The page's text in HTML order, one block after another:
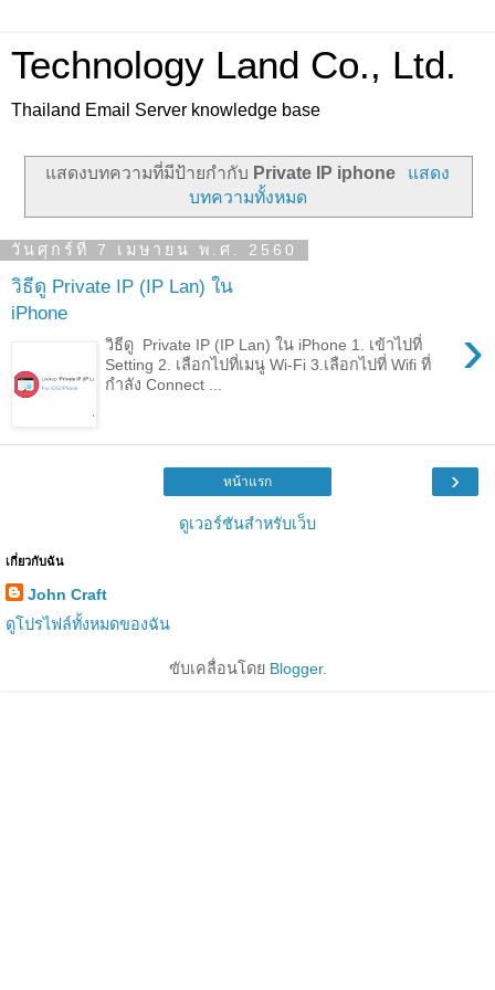
Technology Land Co., Ltd.
Thailand Email Server knowledge base
แสดงบทความที่มีป้ายกำกับ Private IP iphone
แสดง
บทความทั้งหมด
วันศุกร์ที่ 7 เมษายน พ.ศ. 2560
วิธีดู Private IP (IP Lan) ใน
iPhone
›
วิธีดู Private IP (IP Lan) ใน iPhone 1. เข้าไปที่
Setting 2. เลือกไปที่เมนู Wi-Fi 3.เลือกไปที่ Wifi ที่
กำลัง Connect ...
›
หน้าแรก
ดูเวอร์ชันสำหรับเว็บ
เกี่ยวกับฉัน
John Craft
ดูโปรไฟล์ทั้งหมดของฉัน
ขับเคลื่อนโดย Blogger.